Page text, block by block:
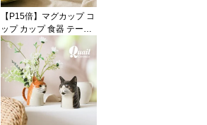
フト 輸入食器オブジェ
インテリア Coast to Coa
st
【P15倍】マグカップ コ
ップ カップ 食器 テーブ
ルウェア ジオメトリック
幾何学 格子柄 チェック
グリーン 緑 ブラック 黒
ブルー 青 カラフル 陶器
テラコッタ ハンドメイド
ポップ おしゃれ かわい
い 輸入 インポート 海外